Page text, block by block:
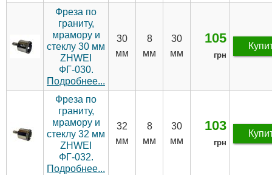
Фреза по
граниту,
мрамору и
стеклу 30 мм
ZHWEI
ФГ-030.
Подробнее...
30
мм
8
мм
30
мм
105
грн
Фреза по
граниту,
мрамору и
стеклу 32 мм
ZHWEI
ФГ-032.
Подробнее...
32
мм
8
мм
30
мм
103
грн